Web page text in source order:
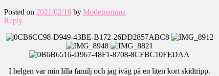
Posted on 2021/02/16 by Modemamma
Reply
I helgen var min lilla familj och jag iväg på en liten kort skidtripp.